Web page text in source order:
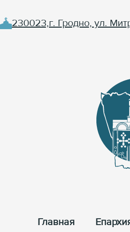
230023,г. Гродно, ул.
Главная